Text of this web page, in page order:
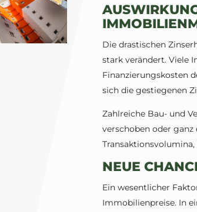
Die drastischen
stark verändert. Viele
Finanzierungskosten
sich die gestiegenen
Zahlreiche Bau- und
verschoben oder
NEUE
Ein wesentlicher
Immobilienpreise. In